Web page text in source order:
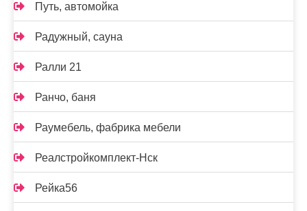
Путь, автомойка
Радужный, сауна
Ралли 21
Ранчо, баня
Раумебель, фабрика мебели
Реалстройкомплект-Нск
Рейка56